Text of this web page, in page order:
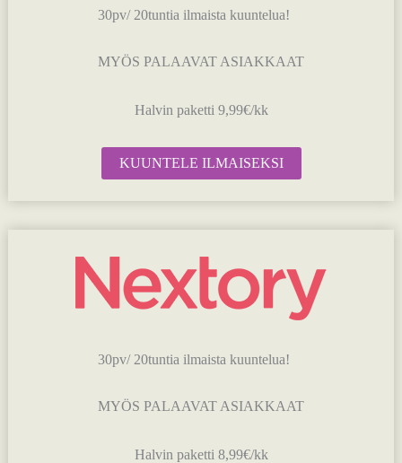
30pv/ 20tuntia ilmaista kuuntelua!
MYÖS PALAAVAT ASIAKKAAT
Halvin paketti 9,99€/kk
KUUNTELE ILMAISEKSI
30pv/ 20tuntia ilmaista kuuntelua!
MYÖS PALAAVAT ASIAKKAAT
Halvin paketti 8,99€/kk